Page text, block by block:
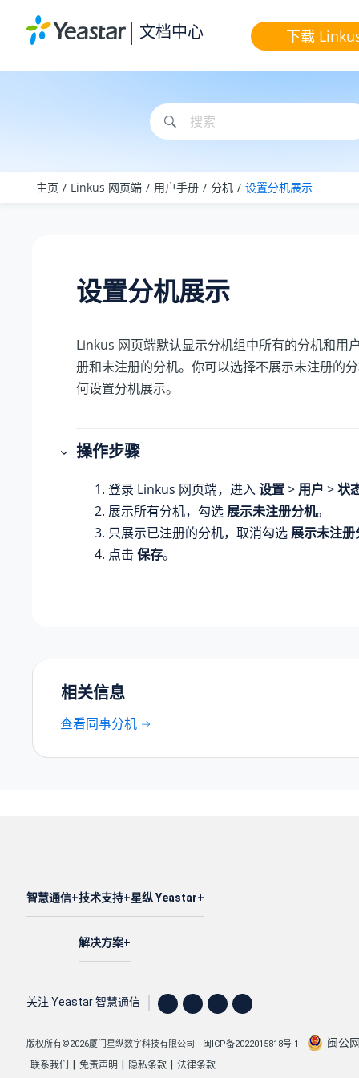
文档中心 下载
主页 Linkus 网页端 用户手册 分机 设置分机展示
设置分机展示
Linkus 网页端默认显示分机组中所有的分机和用
册和未注册的分机。你可以选择不展示未注册的
何设置分机展示。
操作步骤
登录 Linkus 网页端，进入设置> 用户 >状
展示所有分机，勾选 展示未注册分机。
只展示已注册的分机，取消勾选 展示未注册
点击 保存。
相关信息
查看同事分机
智慧通信 技术支持
解决方案
星纵 Yeastar
关注 Yeastar 智慧通信
版权所有©2026厦门星纵数字科技有限公司 闽ICP备2022015818号-1 闽公
联系我们 免责声明 隐私条款 法律条款